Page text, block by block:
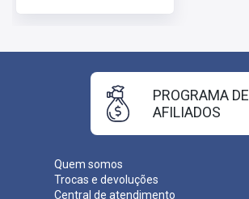
Quem somos
Trocas e devoluções
Central de atendimento
PROGRAMA DE
AFILIADOS